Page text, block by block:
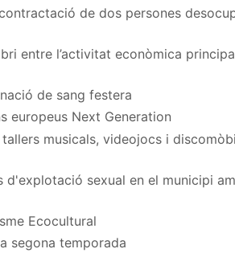
de dos persones
entre l’activitat econòmica
de sang festera
europeus Next Generation
musicals, videojocs i
sexual en el municipi
Ecocultural
segona temporada